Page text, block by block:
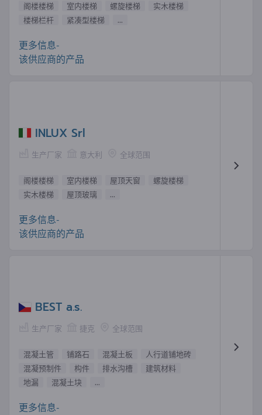
阁楼楼梯 室内楼梯 螺旋楼梯
实木楼梯
楼梯栏杆
紧凑型楼梯 ...
更多信息-
该供应商的产品
INLUX Srl
生产厂家 意大利 全球范围
阁楼楼梯 室内楼梯 屋顶天窗
螺旋楼梯
实木楼梯
屋顶玻璃 ...
更多信息-
该供应商的产品
BEST a.s.
生产厂家 捷克 全球范围
混凝土管 铺路石 混凝土板
人行道铺地砖
混凝预制件
构件 排水沟槽
建筑材料
地漏
混凝土块 ...
更多信息-